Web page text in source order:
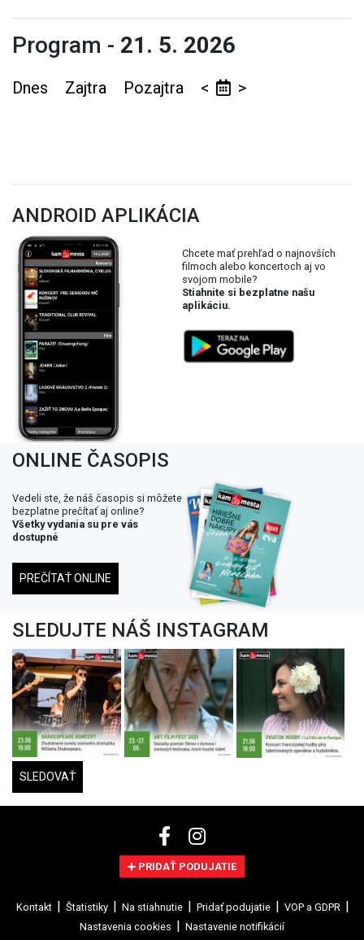
Program - 21. 5. 2026
Dnes Zajtra Pozajtra < >
ANDROID APLIKÁCIA
Chcete mať prehľad o najnovších
filmoch alebo koncertoch aj vo
svojom mobile?
Stiahnite si bezplatne našu
aplikáciu.
ONLINE ČASOPIS
Vedeli ste, že náš časopis si môžete
bezplatne prečítať aj online?
Všetky vydania su pre vás
dostupné
PREČÍTAŤ ONLINE
SLEDUJTE NÁŠ INSTAGRAM
SLEDOVAŤ
PRIDAŤ PODUJATIE
Kontakt Štatistiky Na stiahnutie Pridať podujatie
VOP a GDPR
Nastavenia cookies
Nastavenie notifikácií